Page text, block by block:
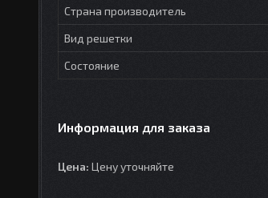
Страна производитель
Вид решетки
Состояние
Информация для заказа
Цена: Цену уточняйте